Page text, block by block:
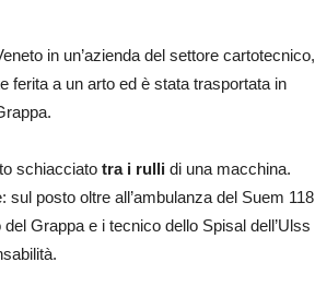
in un’azienda del settore cartotecnico,
ferita a un arto ed è stata trasportata in
schiacciato tra i rulli di una macchina.
posto oltre all’ambulanza del Suem 118
Grappa e i tecnico dello Spisal dell’Ulss